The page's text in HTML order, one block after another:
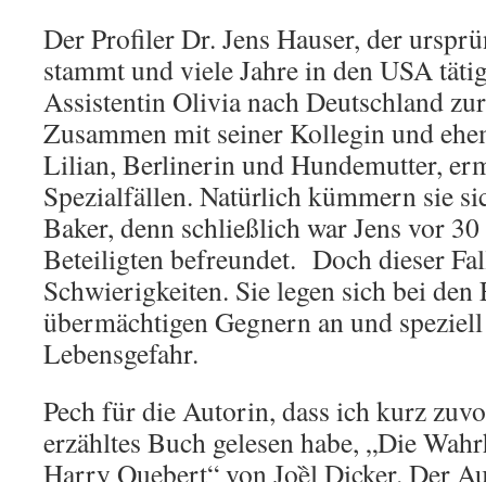
Der Profiler Dr. Jens Hauser, der
stammt und viele Jahre in den USA
Assistentin Olivia nach Deutschland
Zusammen mit seiner Kollegin und
Lilian, Berlinerin und Hundemutter,
Spezialfällen. Natürlich kümmern sie
Baker, denn schließlich war Jens vor
Beteiligten befreundet. Doch dieser
Schwierigkeiten. Sie legen sich bei
übermächtigen Gegnern an und
Lebensgefahr.
Pech für die Autorin, dass ich kurz
erzähltes Buch gelesen habe, „Die
Harry Quebert“ von Joȅl Dicker. Der